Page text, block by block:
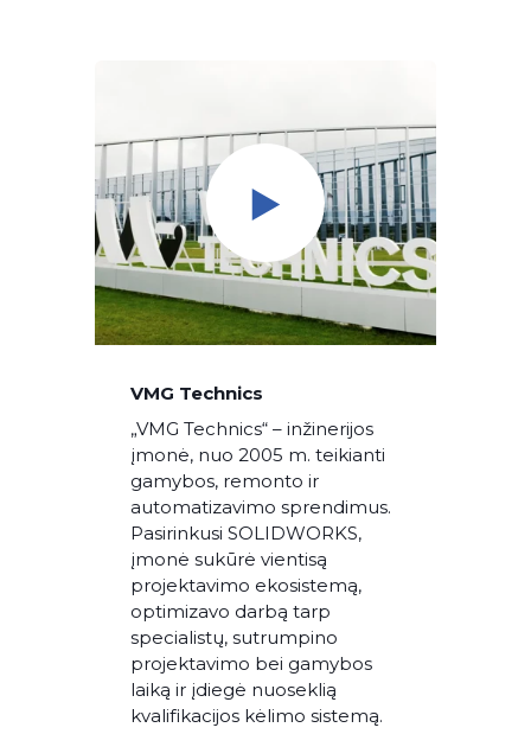
VMG Technics
„VMG Technics“ – inžinerijos
įmonė, nuo 2005 m. teikianti
gamybos, remonto ir
automatizavimo sprendimus.
Pasirinkusi SOLIDWORKS,
įmonė sukūrė vientisą
projektavimo ekosistemą,
optimizavo darbą tarp
specialistų, sutrumpino
projektavimo bei gamybos
laiką ir įdiegė nuoseklią
kvalifikacijos kėlimo sistemą.